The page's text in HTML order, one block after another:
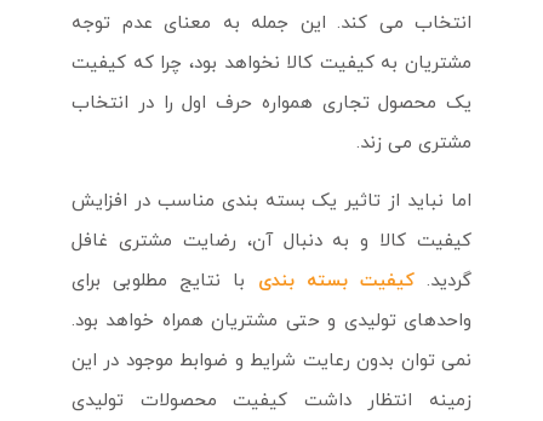
انتخاب می کند. این جمله به معنای عدم توجه
مشتریان به کیفیت کالا نخواهد بود، چرا که کیفیت
یک محصول تجاری همواره حرف اول را در انتخاب
مشتری می زند.
اما نباید از تاثیر یک بسته بندی مناسب در افزایش
کیفیت کالا و به دنبال آن، رضایت مشتری غافل
گردید.کیفیت بسته بندی با نتایج مطلوبی برای
واحدهای تولیدی و حتی مشتریان همراه خواهد بود.
نمی توان بدون رعایت شرایط و ضوابط موجود در این
زمینه انتظار داشت کیفیت محصولات تولیدی